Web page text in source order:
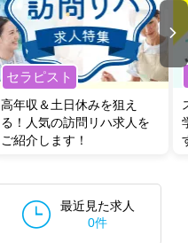
セラピスト
高年収＆土日休みを狙え
る！人気の訪問リハ求人を
ご紹介します！
最近見た求人
0件